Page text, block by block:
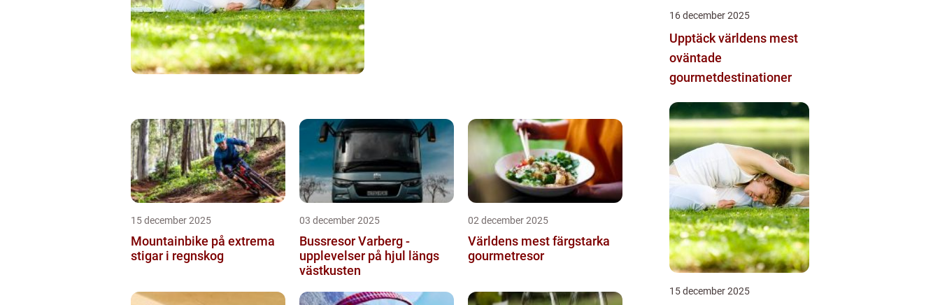
15 december 2025
Mountainbike på extrema
stigar i regnskog
03 december 2025
Bussresor Varberg -
upplevelser på hjul längs
västkusten
02 december 2025
Världens mest färgstarka
gourmetresor
16 december 2025
Upptäck världens mest
oväntade
gourmetdestinationer
15 december 2025